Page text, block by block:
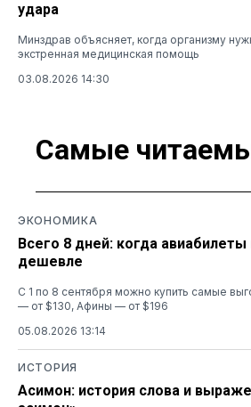
удара
Минздрав объясняет, когда организму
экстренная медицинская помощь
03.08.2026 14:30
Самые
ЭКОНОМИКА
Всего 8 дней: когда авиабилеты
дешевле
С 1 по 8 сентября можно купить самые
— от $130, Афины — от $196
05.08.2026 13:14
ИСТОРИЯ
Асимон: история слова и